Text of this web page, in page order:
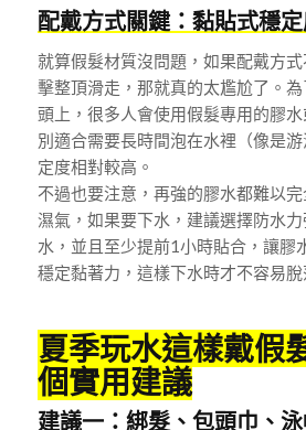
配戴方式關鍵：黏貼式穩
就算假髮材質沒問題，如果配戴方
擊整頂滑走，那就真的太尷尬了。
頭上，很多人會使用假髮專用的膠
別適合需要長時間泡在水裡（像是
定度相對較高。
不過也要注意，再強的膠水都難以
濕氣，如果要下水，建議選擇防水
水，並且至少提前1小時貼合，讓膠
穩定黏著力，這樣下水時才不容易脫
夏季玩水這樣戴假
個實用建議
建議一：綁髮、包頭巾、